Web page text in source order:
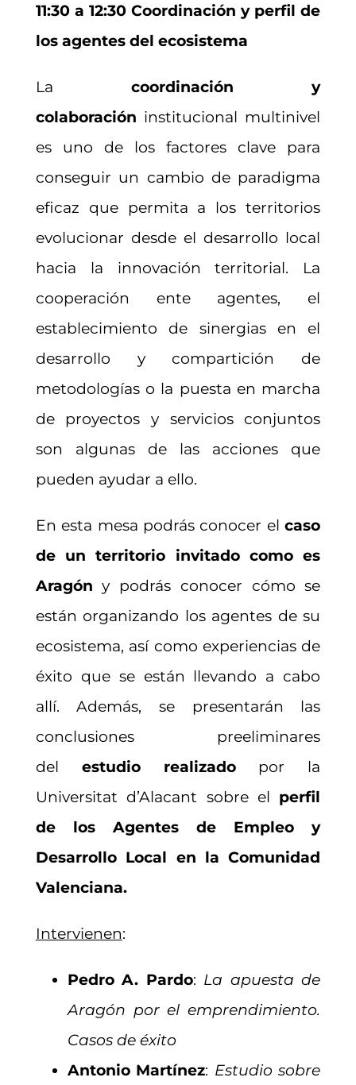
11:30 a 12:30 Coordinación y perfil de
los agentes del ecosistema
La coordinación y
colaboración institucional multinivel
es uno de los factores clave para
conseguir un cambio de paradigma
eficaz que permita a los territorios
evolucionar desde el desarrollo local
hacia la innovación territorial. La
cooperación ente agentes, el
establecimiento de sinergias en el
desarrollo y compartición de
metodologías o la puesta en marcha
de proyectos y servicios conjuntos
son algunas de las acciones que
pueden ayudar a ello.
En esta mesa podrás conocer elcaso
de un territorio invitado como es
Aragóny podrás conocer cómo se
están organizando los agentes de su
ecosistema, así como experiencias de
éxito que se están llevando a cabo
allí. Además, se presentarán las
conclusiones preeliminares
del estudio realizadopor la
Universitat d’Alacant sobre el perfil
de los Agentes de Empleo y
Desarrollo Local en la Comunidad
Valenciana.
Intervienen:
Pedro A. Pardo: La apuesta de
Aragón por el emprendimiento.
Casos de éxito
Antonio Martínez: Estudio sobre